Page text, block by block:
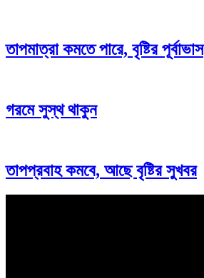
তাপমাত্রা কমতে পারে, বৃষ্টির পূর্বাভাস
গরমে সুস্থ থাকুন
তাপপ্রবাহ কমবে, আছে বৃষ্টির সুখবর